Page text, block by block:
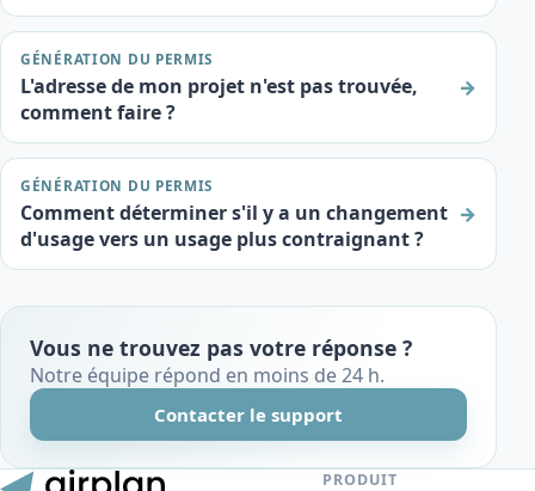
GÉNÉRATION DU PERMIS
L'adresse de mon projet n'est pas trouvée,
comment faire ?
→
GÉNÉRATION DU PERMIS
Comment déterminer s'il y a un changement
d'usage vers un usage plus contraignant ?
→
Vous ne trouvez pas votre réponse ?
Notre équipe répond en moins de 24 h.
Contacter le support
PRODUIT